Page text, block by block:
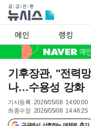
메인 랭킹
기후장관, "전력
나…수용성 강화
기사등록 2026/05/08 14:00:00
최종수정 2026/05/08 14:46:25